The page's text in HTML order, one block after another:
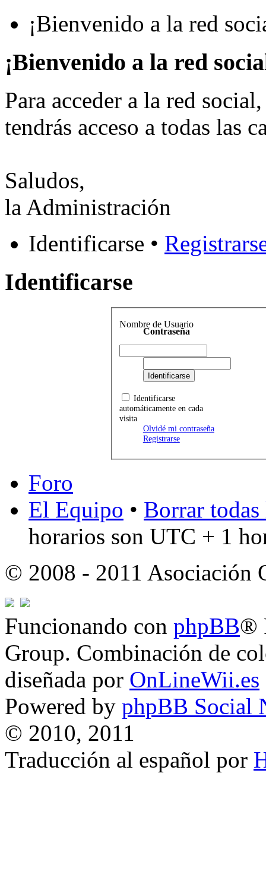
¡Bienvenido a la red
¡Bienvenido a la red
Para acceder a la red
tendrás acceso a todas las
Saludos,
la Administración
Identificarse •
Identificarse
Nombre de Usuario
Contraseña
Identificarse
automáticamente en cada
visita
Olvidé mi contraseña
Registrarse
Foro
El Equipo • Borrar
horarios son UTC + 1
© 2008 - 2011 Asociación
Funcionando con phpBB®
Group. Combinación de
diseñada por OnLineWii.es
Powered by phpBB Social
© 2010, 2011
Traducción al español por